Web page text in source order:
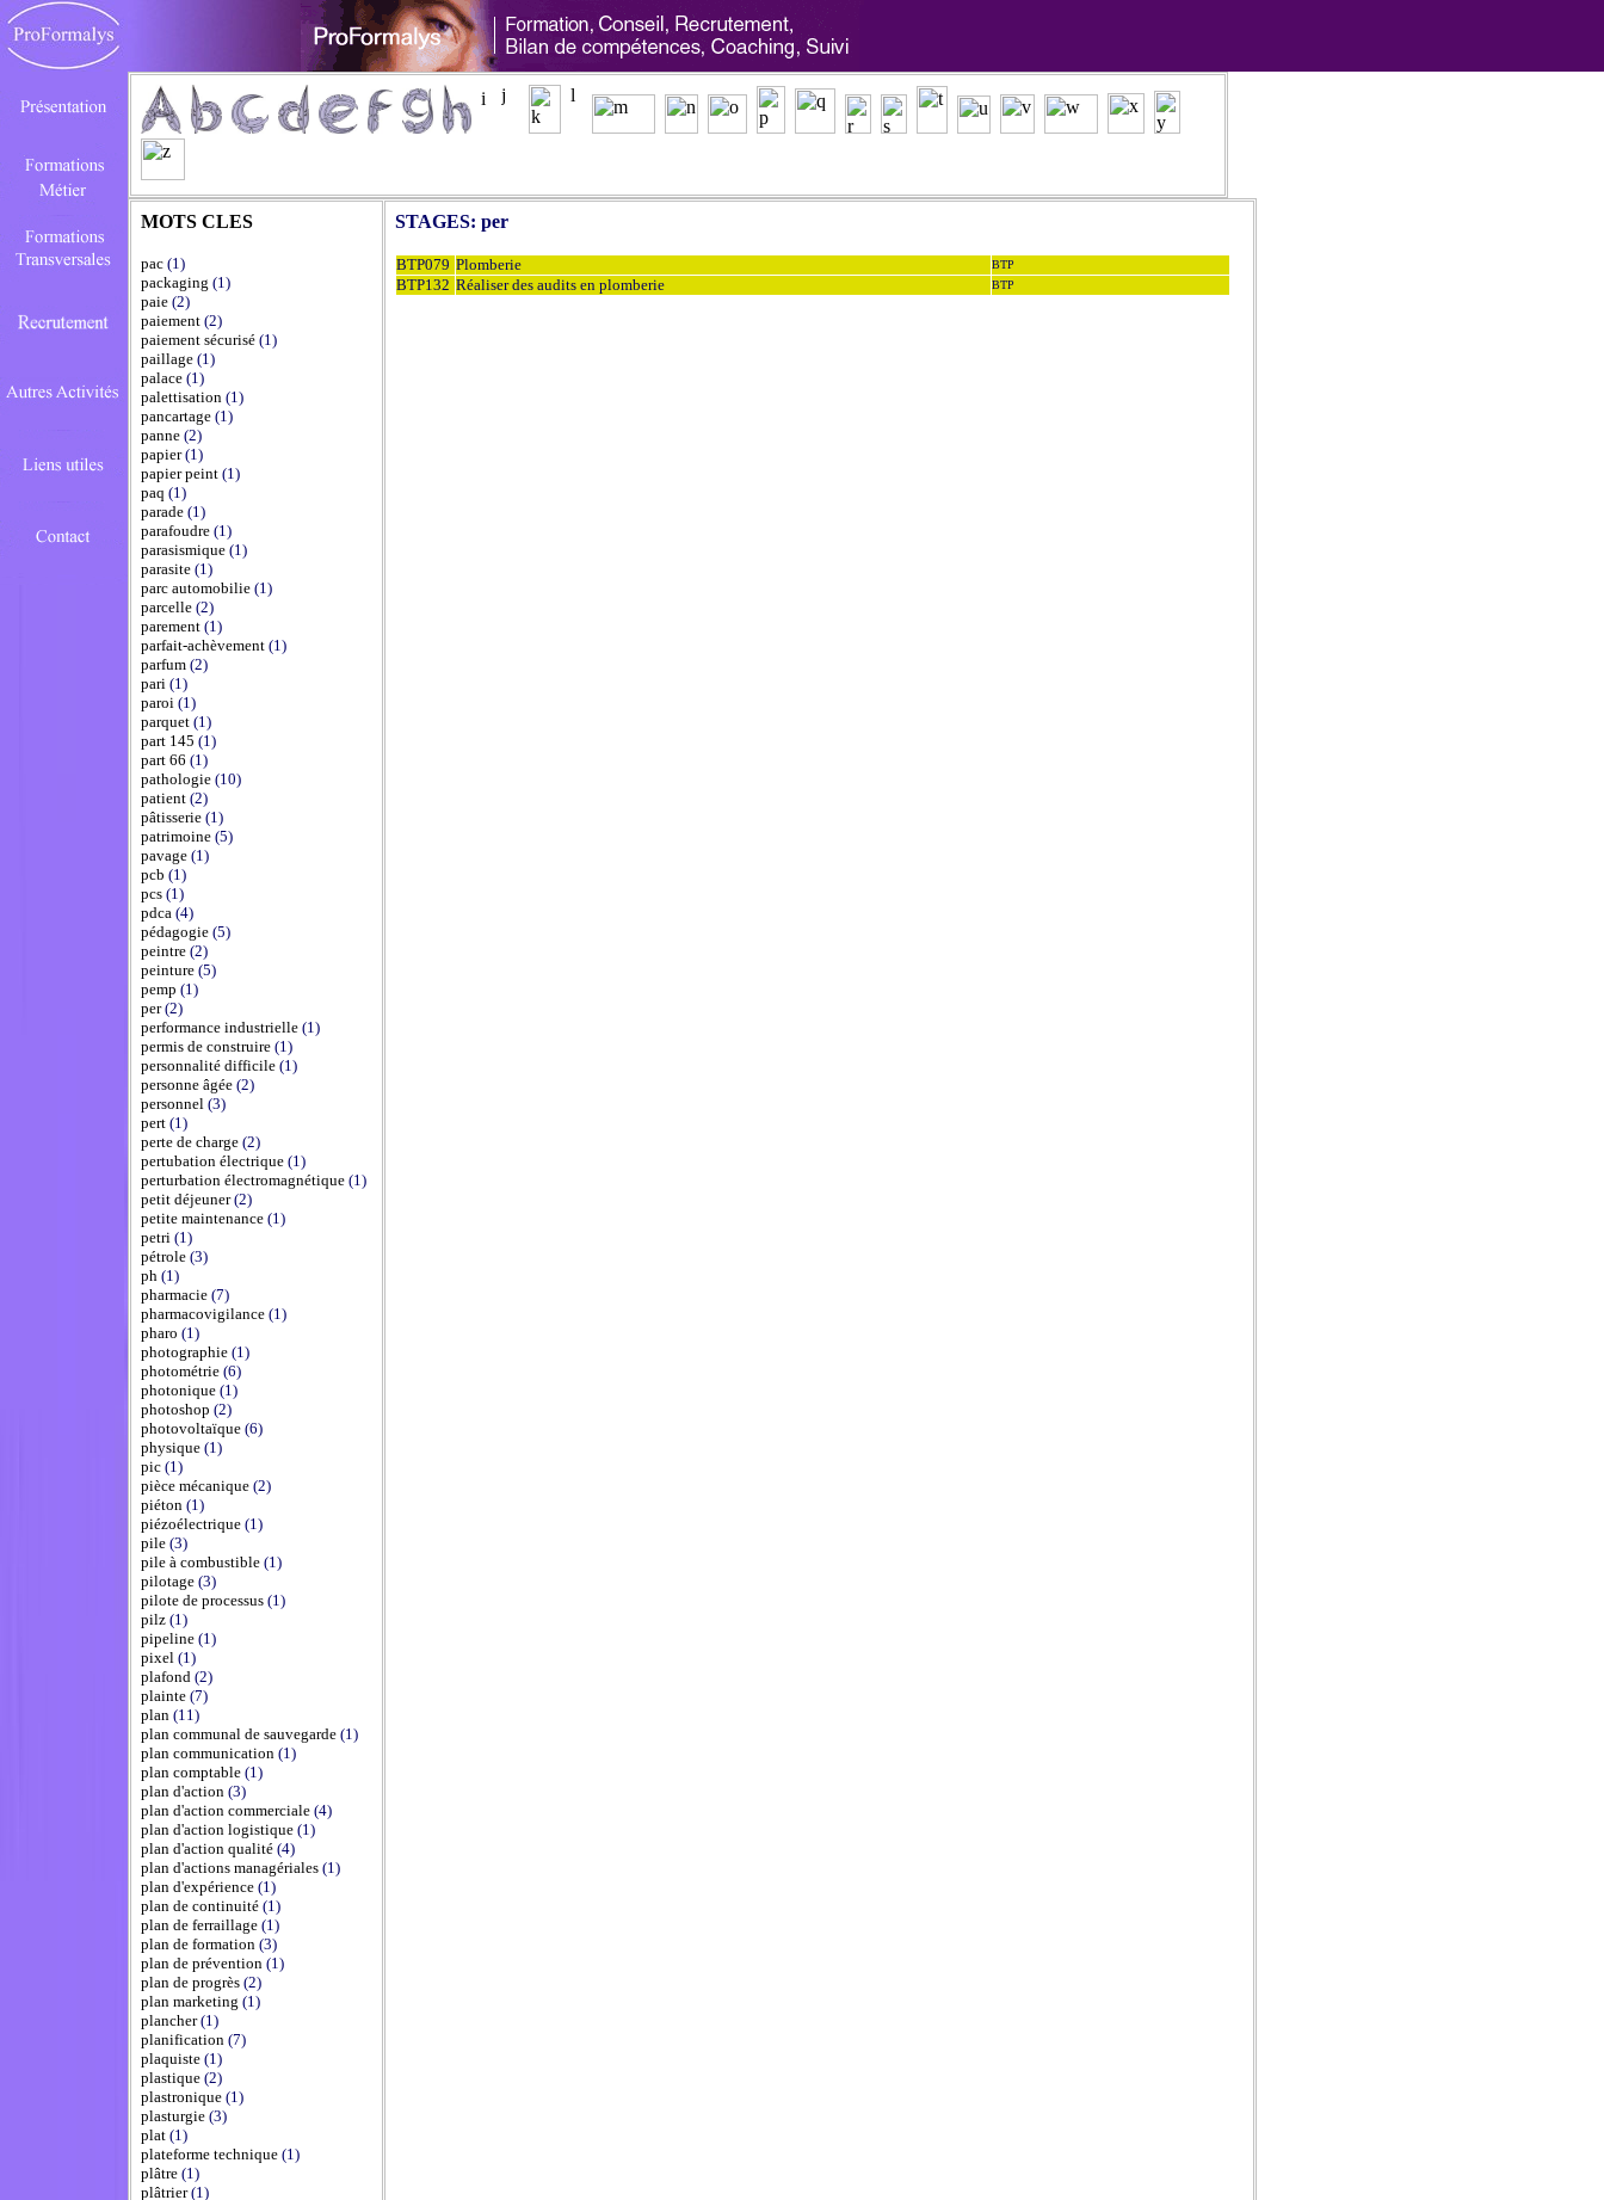
MOTS CLES
pac (1)
packaging (1)
paie (2)
paiement (2)
paiement sécurisé (1)
paillage (1)
palace (1)
palettisation (1)
pancartage (1)
panne (2)
papier(1)
papier peint (1)
paq (1)
parade (1)
parafoudre (1)
parasismique (1)
parasite (1)
parc automobilie (1)
parcelle (2)
parement (1)
parfait-achèvement (1)
parfum (2)
pari (1)
paroi (1)
parquet (1)
part 145 (1)
part 66 (1)
pathologie (10)
patient (2)
pâtisserie (1)
patrimoine (5)
pavage (1)
pcb (1)
pcs (1)
pdca (4)
pédagogie (5)
peintre (2)
peinture (5)
pemp (1)
per(2)
performance industrielle (1)
permis de construire (1)
personnalité difficile (1)
personne âgée (2)
personnel (3)
pert (1)
perte de charge (2)
pertubation électrique (1)
perturbation électromagnétique (1)
petit déjeuner(2)
petite maintenance (1)
petri (1)
pétrole (3)
ph (1)
pharmacie (7)
pharmacovigilance (1)
pharo (1)
photographie (1)
photométrie (6)
photonique (1)
photoshop (2)
photovoltaïque (6)
physique (1)
pic (1)
pièce mécanique (2)
piéton (1)
piézoélectrique (1)
pile (3)
pile à combustible (1)
pilotage (3)
pilote de processus (1)
pilz (1)
pipeline (1)
pixel (1)
plafond (2)
plainte (7)
plan (11)
plan communal de sauvegarde (1)
plan communication (1)
plan comptable (1)
plan d'action (3)
plan d'action commerciale (4)
plan d'action logistique (1)
plan d'action qualité (4)
plan d'actions managériales (1)
plan d'expérience (1)
plan de continuité (1)
plan de ferraillage (1)
plan de formation (3)
plan de prévention (1)
plan de progrès (2)
plan marketing (1)
plancher(1)
planification (7)
plaquiste (1)
plastique (2)
plastronique (1)
plasturgie (3)
plat (1)
plateforme technique (1)
plâtre (1)
plâtrier(1)
STAGES: per
BTP079 Plomberie BTP
BTP132 Réaliser des audits en plomberie BTP